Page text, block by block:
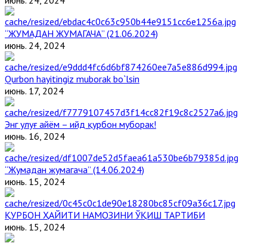
“ЖУМАДАН ЖУМАГАЧА” (21.06.2024)
июнь. 24, 2024
Qurbon hayitingiz muborak bo`lsin
июнь. 17, 2024
Энг улуғ айём – ийд қурбон муборак!
июнь. 16, 2024
“Жумадан жумагача” (14.06.2024)
июнь. 15, 2024
ҚУРБОН ҲАЙИТИ НАМОЗИНИ ЎҚИШ ТАРТИБИ
июнь. 15, 2024